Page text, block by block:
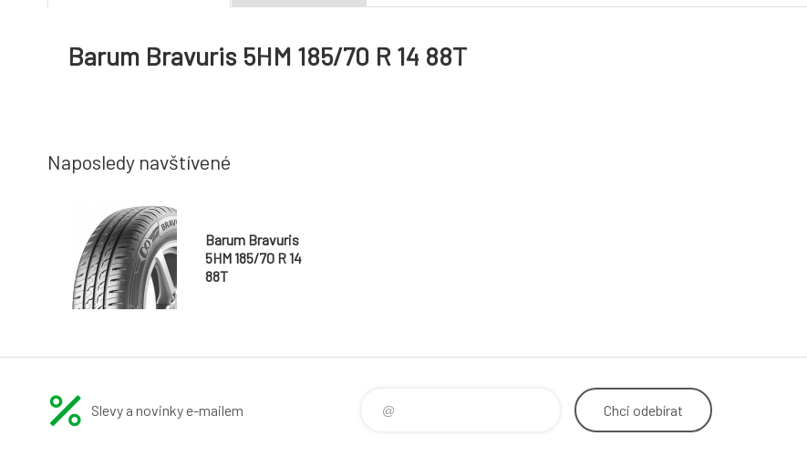
Barum Bravuris 5HM 185/70 R 14 88T
Naposledy navštívené
Barum Bravuris
5HM 185/70 R 14
88T
Slevy a novinky e-mailem Chci odebírat